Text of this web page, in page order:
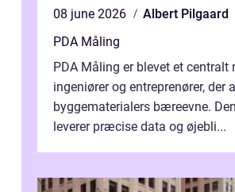
08 june 2026
Albert Pilgaard
PDA Måling
PDA Måling er blevet et centralt
ingeniører og entreprenører, der
byggematerialers bæreevne.
leverer præcise data og øjebli...